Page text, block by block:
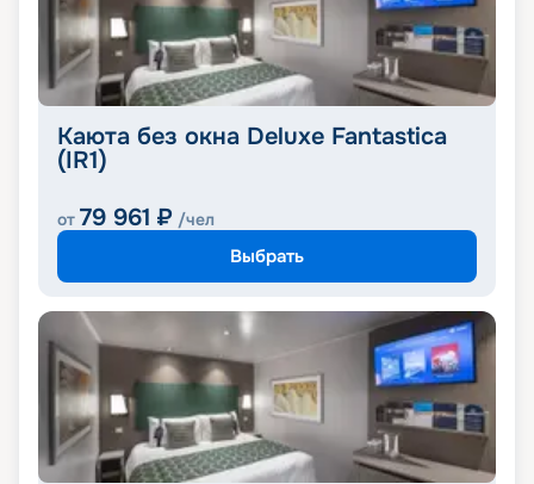
Каюта без окна Deluxe Fantastica
(IR1)
от 79 961 ₽ /чел
Выбрать